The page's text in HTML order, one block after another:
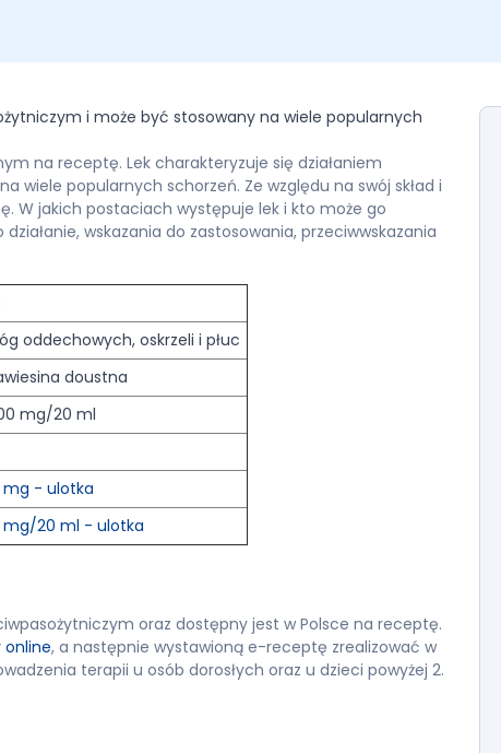
i może być stosowany na wiele popularnych
na receptę. Lek charakteryzuje się działaniem
wiele popularnych schorzeń. Ze względu na swój skład i
W jakich postaciach występuje lek i kto może go
wskazania do zastosowania, przeciwwskazania
oddechowych, oskrzeli i płuc
doustna
mg/20 ml
- ulotka
mg/20 ml - ulotka
oraz dostępny jest w Polsce na receptę.
, a następnie wystawioną e-receptę zrealizować w
terapii u osób dorosłych oraz u dzieci powyżej 2.